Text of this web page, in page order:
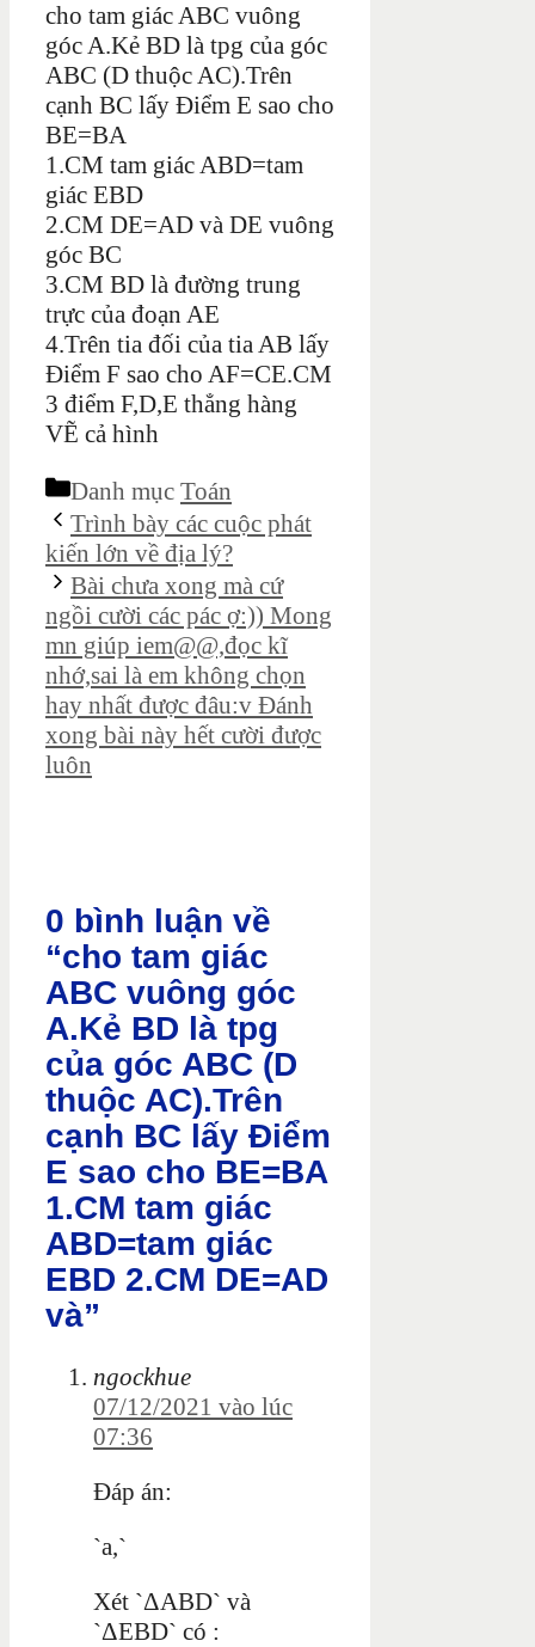
cho tam giác ABC vuông
góc A.Kẻ BD là tpg của góc
ABC (D thuộc AC).Trên
cạnh BC lấy Điểm E sao cho
BE=BA
1.CM tam giác ABD=tam
giác EBD
2.CM DE=AD và DE vuông
góc BC
3.CM BD là đường trung
trực của đoạn AE
4.Trên tia đối của tia AB lấy
Điểm F sao cho AF=CE.CM
3 điểm F,D,E thẳng hàng
VẼ cả hình
Danh mục Toán
Trình bày các cuộc phát
kiến lớn về địa lý?
Bài chưa xong mà cứ
ngồi cười các pác ợ:)) Mong
mn giúp iem@@,đọc kĩ
nhớ,sai là em không chọn
hay nhất được đâu:v Đánh
xong bài này hết cười được
luôn
0 bình luận về
“cho tam giác
ABC vuông góc
A.Kẻ BD là tpg
của góc ABC (D
thuộc AC).Trên
cạnh BC lấy Điểm
E sao cho BE=BA
1.CM tam giác
ABD=tam giác
EBD 2.CM DE=AD
và”
ngockhue
07/12/2021 vào lúc
07:36
Đáp án:
`a,`
Xét `ΔABD` và
`ΔEBD` có :